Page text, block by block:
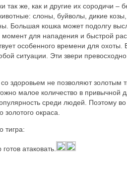
так же, как и другие их сородичи –
слоны, буйволы, дикие
Большая кошка может подолгу
для нападения и быстрой
особенного времени для охоты.
ситуации. Эти звери
здоровьем не позволяют золотым
малое количество в привычной
среди людей. Поэтому
золотого окраса.
тигра:
атаковать.